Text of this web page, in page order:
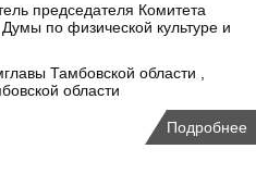
председателя Комитета
по физической культуре и
Тамбовской области ,
области
Подробнее